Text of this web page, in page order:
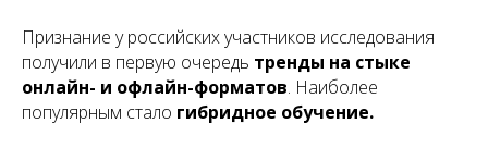
Признание у российских участников исследования
получили в первую очередь тренды на стыке
онлайн- и офлайн-форматов. Наиболее
популярным стало гибридное обучение.